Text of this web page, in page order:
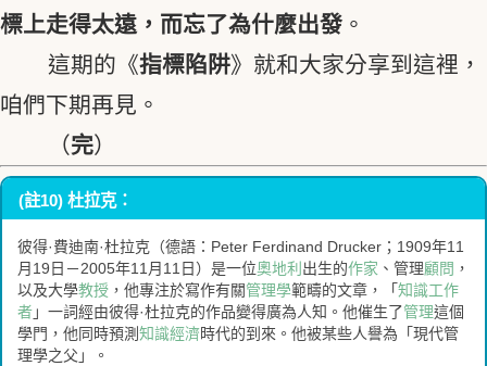
標上走得太遠，而忘了為什麼出發 。
這期的《指標陷阱》就和大家分享到這裡，
咱們下期再見。
（完）
(註10)杜拉克：
彼得·費迪南·杜拉克（德語：Peter Ferdinand Drucker；1909年11
月19日－2005年11月11日）是一位奧地利 出生的作家 、管理顧問 ，
以及大學教授 ，他專注於寫作有關管理學範疇的文章，「知識工作
者」一詞經由彼得·杜拉克的作品變得廣為人知。他催生了管理這個
學門，他同時預測知識經濟時代的到來。他被某些人譽為「現代管
理學之父」。